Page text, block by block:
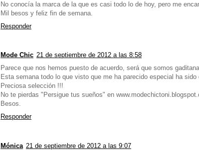
No conocía la marca de la que es casi todo lo de hoy, pero me
Mil besos y feliz fin de semana.
Responder
Mode Chic 21 de septiembre de 2012 a las 8:58
Parece que nos hemos puesto de acuerdo, será que somos
Esta semana todo lo que visto que me ha parecido especial ha
Preciosa selección !!!
No te pierdas "Persigue tus sueños" en
Besos.
Responder
Mónica 21 de septiembre de 2012 a las 9:07